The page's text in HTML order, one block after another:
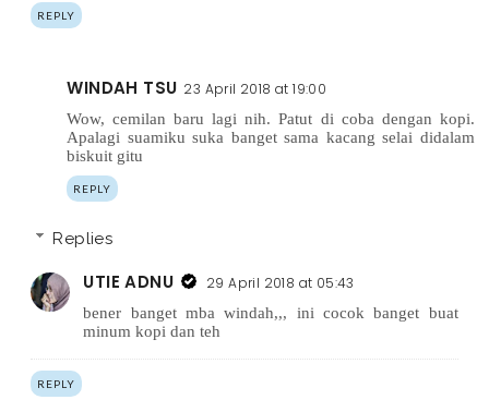
REPLY
WINDAH TSU 23 April 2018 at 19:00
Wow, cemilan baru lagi nih. Patut di coba dengan kopi.
Apalagi suamiku suka banget sama kacang selai didalam
biskuit gitu
REPLY
Replies
UTIE ADNU 29 April 2018 at 05:43
bener banget mba windah,,, ini cocok banget buat
minum kopi dan teh
REPLY